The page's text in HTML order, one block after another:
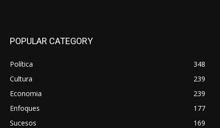
POPULAR CATEGORY
Política
348
Cultura
239
Economia
239
Enfoques
177
Sucesos
169